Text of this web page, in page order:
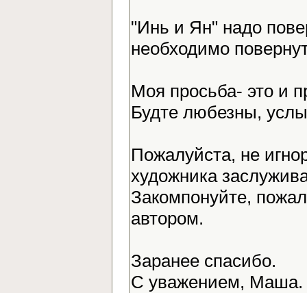
"Инь и Ян" надо
необходимо
Моя просьба- это и
Будте любезны,
Пожалуйста, не
художника
Закомпонуйте,
автором.
Заранее спасибо.
С уважением, Маша.